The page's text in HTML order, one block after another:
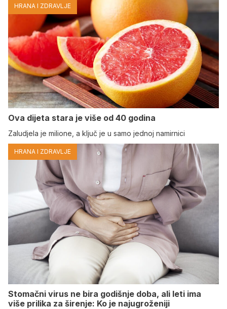
HRANA I ZDRAVLJE
Ova dijeta stara je više od 40 godina
Zaludjela je milione, a ključ je u samo jednoj namirnici
HRANA I ZDRAVLJE
Stomačni virus ne bira godišnje doba, ali leti ima
više prilika za širenje: Ko je najugroženiji